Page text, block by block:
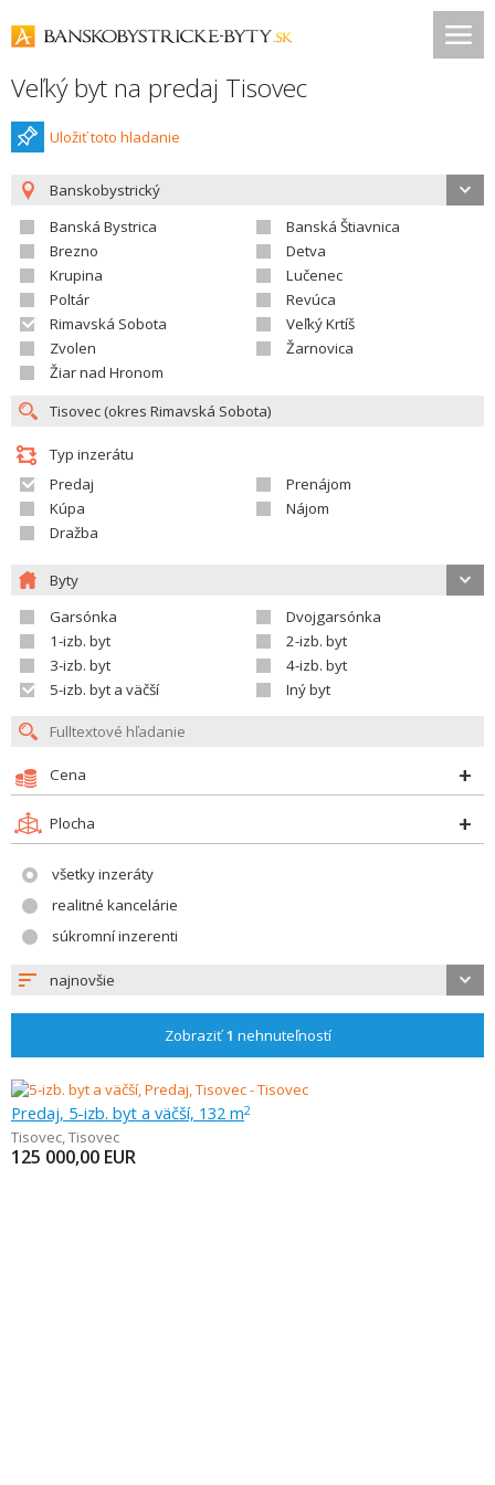
Veľký byt na predaj Tisovec
Uložiť toto hladanie
Banskobystrický
Banská Bystrica
Banská Štiavnica
Brezno
Detva
Krupina
Lučenec
Poltár
Revúca
Rimavská Sobota
Veľký Krtíš
Zvolen
Žarnovica
Žiar nad Hronom
Typ inzerátu
Predaj
Prenájom
Kúpa
Nájom
Dražba
Byty
Garsónka
Dvojgarsónka
1-izb. byt
2-izb. byt
3-izb. byt
4-izb. byt
5-izb. byt a väčší
Iný byt
Cena
Plocha
všetky inzeráty
realitné kancelárie
súkromní inzerenti
najnovšie
Zobraziť1 nehnuteľností
Predaj, 5-izb. byt a väčší, 132 m2
Tisovec,Tisovec
125 000,00 EUR